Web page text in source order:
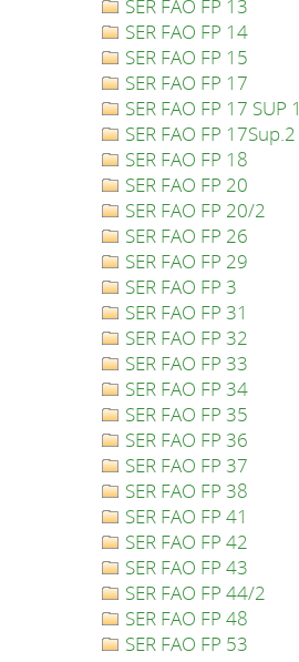
SER FAO FP 13
SER FAO FP 14
SER FAO FP 15
SER FAO FP 17
SER FAO FP 17 SUP 1
SER FAO FP 17Sup.2
SER FAO FP 18
SER FAO FP 20
SER FAO FP 20/2
SER FAO FP 26
SER FAO FP 29
SER FAO FP 3
SER FAO FP 31
SER FAO FP 32
SER FAO FP 33
SER FAO FP 34
SER FAO FP 35
SER FAO FP 36
SER FAO FP 37
SER FAO FP 38
SER FAO FP 41
SER FAO FP 42
SER FAO FP 43
SER FAO FP 44/2
SER FAO FP 48
SER FAO FP 53